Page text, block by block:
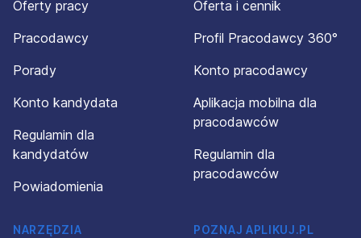
Oferty pracy
Pracodawcy
Porady
Konto kandydata
Regulamin dla
kandydatów
Powiadomienia
Oferta i cennik
Profil Pracodawcy 360°
Konto pracodawcy
Aplikacja mobilna dla
pracodawców
Regulamin dla
pracodawców
NARZĘDZIA
POZNAJ APLIKUJ.PL